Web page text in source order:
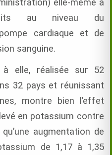
elle-même a
au niveau du
cardiaque et de
sanguine.
à elle, réalisée sur 52
32 pays et réunissant
montre bien l’effet
en potassium contre
augmentation de
de 1,17 à 1,35